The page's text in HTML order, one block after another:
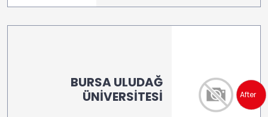
BURSA ULUDAĞ
ÜNİVERSİTESİ
After